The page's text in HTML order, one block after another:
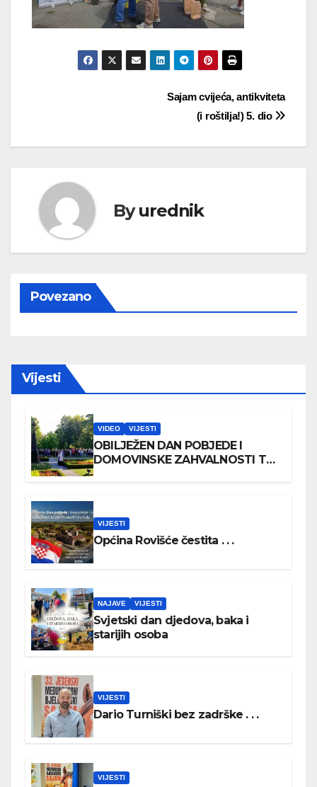
Sajam cvijeća, antikviteta
(i roštilja!) 5. dio
Byurednik
Povezano
Vijesti
VIDEO VIJESTI
OBILJEŽEN DAN POBJEDE I
DOMOVINSKE ZAHVALNOSTI TE
VIJESTI
Općina Rovišće čestita . . .
NAJAVE VIJESTI
Svjetski dan djedova, baka i
starijih osoba
VIJESTI
Dario Turniški bez zadrške . . .
VIJESTI